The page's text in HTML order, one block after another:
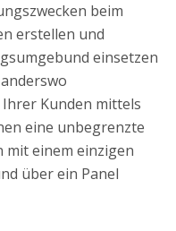
beim
erstellen und
einsetzen
Kunden mittels
eine unbegrenzte
einem einzigen
über ein Panel